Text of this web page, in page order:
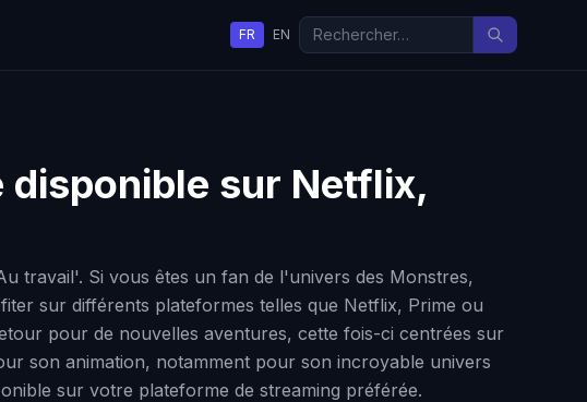
FR EN
disponible sur Netflix,
travail'. Si vous êtes un fan de l'univers des Monstres,
sur différents plateformes telles que Netflix, Prime ou
pour de nouvelles aventures, cette fois-ci centrées sur
son animation, notamment pour son incroyable univers
sur votre plateforme de streaming préférée.